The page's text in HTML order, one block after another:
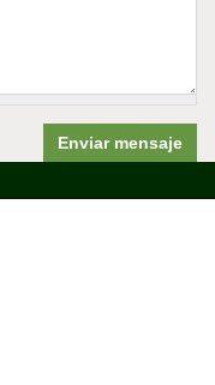
Enviar mensaje